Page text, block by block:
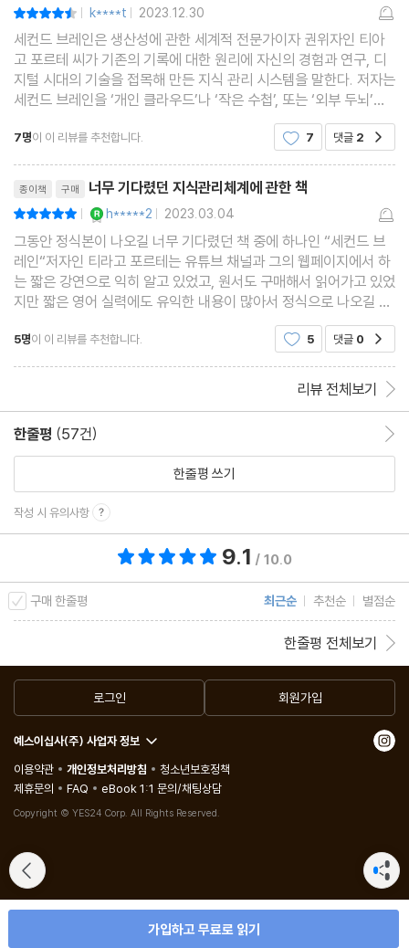
| k****t | 2023.12.30
세컨드 브레인은 생산성에 관한 세계적 전문가이자 권위자인 티아
고 포르테 씨가 기존의 기록에 대한 원리에 자신의 경험과 연구, 디
지털 시대의 기술을 접목해 만든 지식 관리 시스템을 말한다. 저자는
세컨드 브레인을 ‘개인 클라우드’나 ‘작은 수첩’, 또는 ‘외부 두뇌’라
고 불러도 상관없다고 말하고 있다. 뭐라 부르던 기능은 같다는 것이
다. 이러한 시스템을 사회학자 니클라
7명이 이 리뷰를 추천합니다. 7 댓글 2
종이책 구매 너무 기다렸던 지식관리체계에 관한 책
| h*****2 | 2023.03.04
그동안 정식본이 나오길 너무 기다렸던 책 중에 하나인 “세컨드 브
레인“저자인 티라고 포르테는 유튜브 채널과 그의 웹페이지에서 하
는 짧은 강연으로 익히 알고 있었고, 원서도 구매해서 읽어가고 있었
지만 짧은 영어 실력에도 유익한 내용이 많아서 정식으로 나오길 너
무너무 기다렸는데 이번에 나와서 너무 기쁩니다!! 선물 받은 기분
이네요!이 분야에 새롭게 나오는 책들이 많아져
5명이 이 리뷰를 추천합니다. 5 댓글 0
리뷰 전체보기
한줄평 (57건)
한줄평 쓰기
작성 시 유의사항
9.1 / 10.0
구매 한줄평 최근순 추천순 별점순
한줄평 전체보기
가입하고 무료로 읽기
로그인 회원가입
예스이십사(주) 사업자 정보
이용약관
개인정보처리방침
청소년보호정책
제휴문의
FAQ eBook 1:1 문의/채팅상담
Copyright © YES24 Corp. All Rights Reserved.